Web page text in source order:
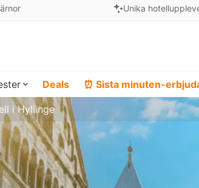
Unika
Deals ⏰ Sista minuten-
i Hyllinge